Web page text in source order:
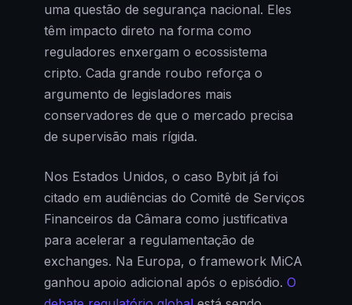
uma questão de segurança nacional. Eles
têm impacto direto na forma como
reguladores enxergam o ecossistema
cripto. Cada grande roubo reforça o
argumento de legisladores mais
conservadores de que o mercado precisa
de supervisão mais rígida.
Nos Estados Unidos, o caso Bybit já foi
citado em audiências do Comitê de Serviços
Financeiros da Câmara como justificativa
para acelerar a regulamentação de
exchanges. Na Europa, o framework MiCA
ganhou apoio adicional após o episódio. O